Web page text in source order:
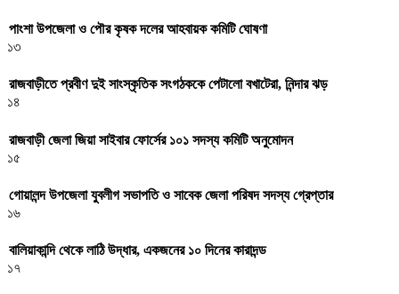
পাংশা উপজেলা ও পৌর কৃষক দলের আহবায়ক কমিটি ঘোষণা
১৩
রাজবাড়ীতে প্রবীণ দুই সাংস্কৃতিক সংগঠককে পেটালো বখাটেরা, নিন্দার ঝড়
১৪
রাজবাড়ী জেলা জিয়া সাইবার ফোর্সের ১০১ সদস্য কমিটি অনুমোদন
১৫
গোয়ালন্দ উপজেলা যুবলীগ সভাপতি ও সাবেক জেলা পরিষদ সদস্য গ্রেপ্তার
১৬
বালিয়াকান্দি থেকে লাঠি উদ্ধার, একজনের ১০ দিনের কারাদন্ড
১৭